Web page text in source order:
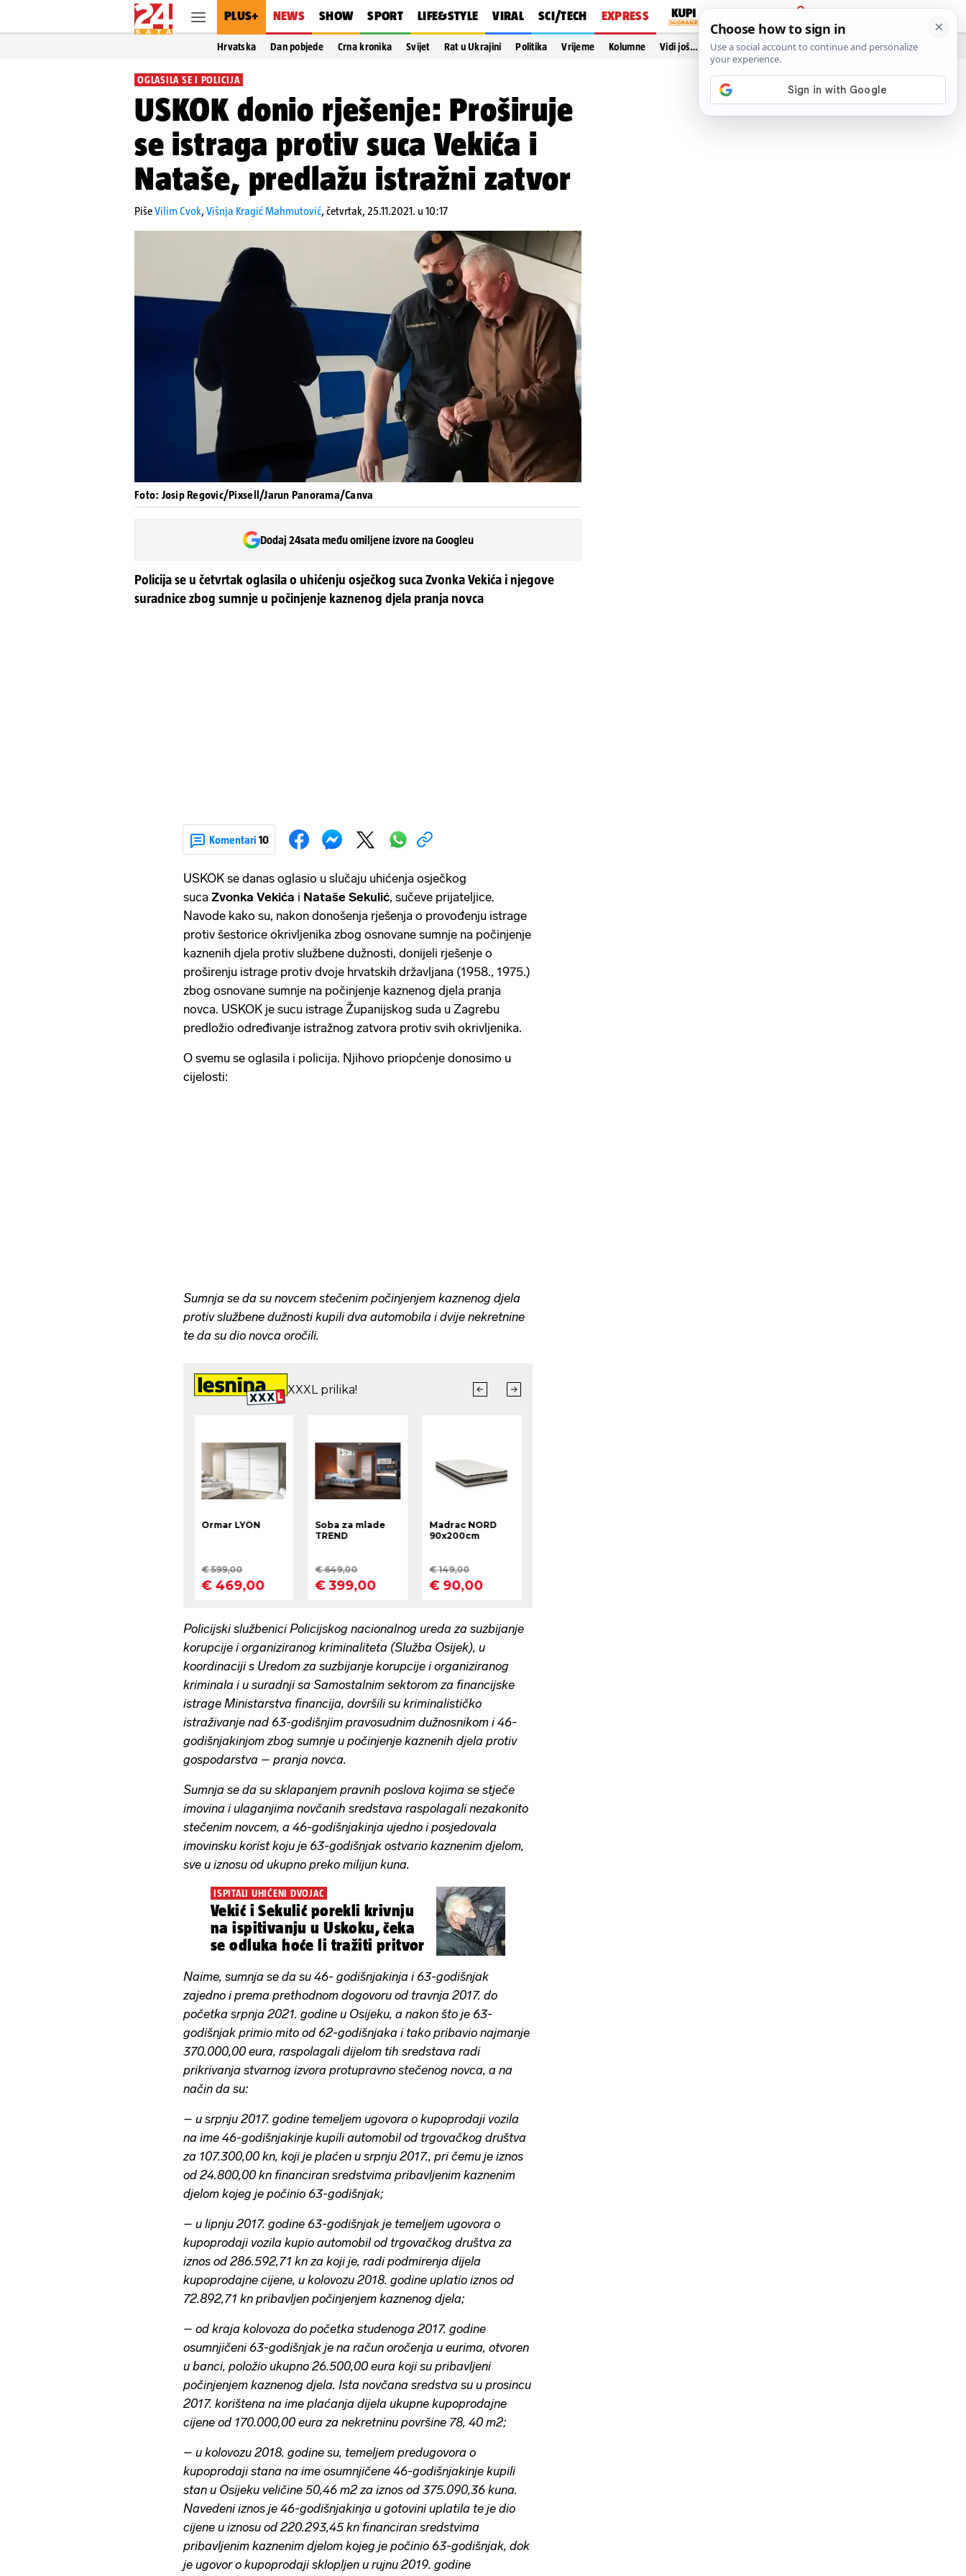
PLUS+ NEWS SHOW SPORT LIFE&STYLE VIRAL SCI/TECH EXPRESS
PRIJAVA
Hrvatska Dan pobjede Crna kronika Svijet Rat u Ukrajini Politika Vrijeme Kolumne Vidi još…
OGLASILA SE I POLICIJA
USKOK donio rješenje: Proširuje
se istraga protiv suca Vekića i
Nataše, predlažu istražni zatvor
PišeVilim Cvok,Višnja Kragić Mahmutović,četvrtak, 25.11.2021. u 10:17
Foto: Josip Regovic/Pixsell/Jarun Panorama/Canva
Dodaj 24sata među omiljene izvore na Googleu
Policija se u četvrtak oglasila o uhićenju osječkog suca Zvonka Vekića i njegove
suradnice zbog sumnje u počinjenje kaznenog djela pranja novca
Komentari 10
USKOK se danas oglasio u slučaju uhićenja osječkog
suca Zvonka Vekića i Nataše Sekulić, sučeve prijateljice.
Navode kako su, nakon donošenja rješenja o provođenju istrage
protiv šestorice okrivljenika zbog osnovane sumnje na počinjenje
kaznenih djela protiv službene dužnosti, donijeli rješenje o
proširenju istrage protiv dvoje hrvatskih državljana (1958., 1975.)
zbog osnovane sumnje na počinjenje kaznenog djela pranja
novca. USKOK je sucu istrage Županijskog suda u Zagrebu
predložio određivanje istražnog zatvora protiv svih okrivljenika.
O svemu se oglasila i policija. Njihovo priopćenje donosimo u
cijelosti:
Sumnja se da su novcem stečenim počinjenjem kaznenog djela
protiv službene dužnosti kupili dva automobila i dvije nekretnine
te da su dio novca oročili.
Policijski službenici Policijskog nacionalnog ureda za suzbijanje
korupcije i organiziranog kriminaliteta (Služba Osijek), u
koordinaciji s Uredom za suzbijanje korupcije i organiziranog
kriminala i u suradnji sa Samostalnim sektorom za financijske
istrage Ministarstva financija, dovršili su kriminalističko
istraživanje nad 63-godišnjim pravosudnim dužnosnikom i 46-
godišnjakinjom zbog sumnje u počinjenje kaznenih djela protiv
gospodarstva – pranja novca.
Sumnja se da su sklapanjem pravnih poslova kojima se stječe
imovina i ulaganjima novčanih sredstava raspolagali nezakonito
stečenim novcem, a 46-godišnjakinja ujedno i posjedovala
imovinsku korist koju je 63-godišnjak ostvario kaznenim djelom,
sve u iznosu od ukupno preko milijun kuna.
ISPITALI UHIĆENI DVOJAC
Vekić i Sekulić porekli krivnju
na ispitivanju u Uskoku, čeka
se odluka hoće li tražiti pritvor
Naime, sumnja se da su 46- godišnjakinja i 63-godišnjak
zajedno i prema prethodnom dogovoru od travnja 2017. do
početka srpnja 2021. godine u Osijeku, a nakon što je 63-
godišnjak primio mito od 62-godišnjaka i tako pribavio najmanje
370.000,00 eura, raspolagali dijelom tih sredstava radi
prikrivanja stvarnog izvora protupravno stečenog novca, a na
način da su:
– u srpnju 2017. godine temeljem ugovora o kupoprodaji vozila
na ime 46-godišnjakinje kupili automobil od trgovačkog društva
za 107.300,00 kn, koji je plaćen u srpnju 2017., pri čemu je iznos
od 24.800,00 kn financiran sredstvima pribavljenim kaznenim
djelom kojeg je počinio 63-godišnjak;
– u lipnju 2017. godine 63-godišnjak je temeljem ugovora o
kupoprodaji vozila kupio automobil od trgovačkog društva za
iznos od 286.592,71 kn za koji je, radi podmirenja dijela
kupoprodajne cijene, u kolovozu 2018. godine uplatio iznos od
72.892,71 kn pribavljen počinjenjem kaznenog djela;
– od kraja kolovoza do početka studenoga 2017. godine
osumnjičeni 63-godišnjak je na račun oročenja u eurima, otvoren
u banci, položio ukupno 26.500,00 eura koji su pribavljeni
počinjenjem kaznenog djela. Ista novčana sredstva su u prosincu
2017. korištena na ime plaćanja dijela ukupne kupoprodajne
cijene od 170.000,00 eura za nekretninu površine 78, 40 m2;
– u kolovozu 2018. godine su, temeljem predugovora o
kupoprodaji stana na ime osumnjičene 46-godišnjakinje kupili
stan u Osijeku veličine 50,46 m2 za iznos od 375.090,36 kuna.
Navedeni iznos je 46-godišnjakinja u gotovini uplatila te je dio
cijene u iznosu od 220.293,45 kn financiran sredstvima
pribavljenim kaznenim djelom kojeg je počinio 63-godišnjak, dok
je ugovor o kupoprodaji sklopljen u rujnu 2019. godine